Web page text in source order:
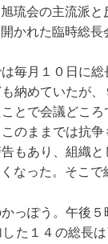
琉会の主流派と
かれた臨時総長
毎月１０日に
納めていたが、
とで会議どころ
のままでは抗
もあり、組織
なった。そこで
っぽう。午後５
た１４の総長